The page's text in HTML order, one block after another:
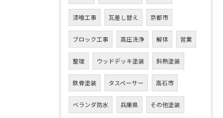
漆喰工事 瓦差し替え 京都市
ブロック工事 高圧洗浄 解体 営業
整理 ウッドデッキ塗装 斜熱塗装
鉄骨塗装 タスペーサー 高石市
ベランダ防水 兵庫県 その他塗装